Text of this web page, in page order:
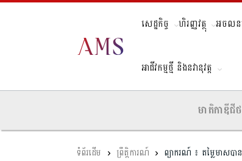
សេដ្ឋកិច្ច ហិរញ្ញវត្ថុ អចលន
អាជីវកម្មថ្មី និងនវានុវត្ត
មាតិកាឌី
ព្រឹត្តិការណ៍ ព្យាករណ៍ ៖ តម្លៃមាសប